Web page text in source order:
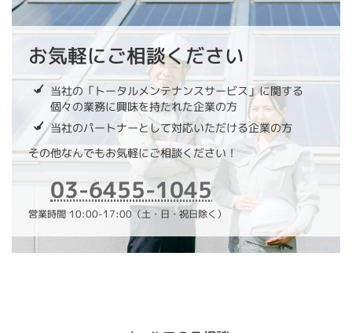
お気軽にご相談ください
当社の「トータルメンテナンスサービス」に関する
個々の業務に興味を持たれた企業の方
当社のパートナーとして対応いただける企業の方
その他なんでもお気軽にご相談ください！
03-6455-1045
営業時間 10:00-17:00（土・日・祝日除く）